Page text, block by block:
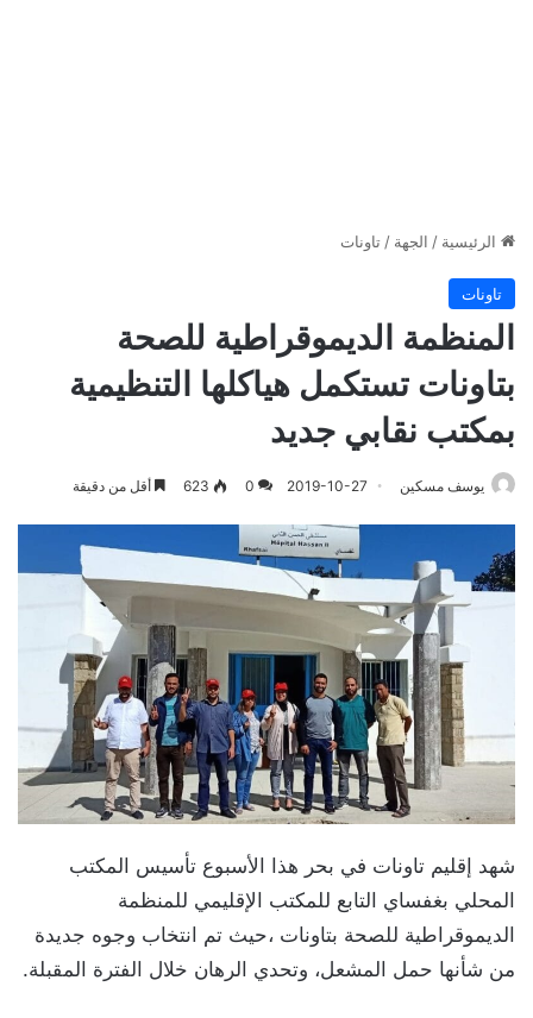
الرئيسية / الجهة / تاونات
تاونات
المنظمة الديموقراطية للصحة
بتاونات تستكمل هياكلها التنظيمية
بمكتب نقابي جديد
يوسف مسكين 2019-10-27
0
623 أقل من دقيقة
شهد إقليم تاونات في بحر هذا الأسبوع تأسيس المكتب
المحلي بغفساي التابع للمكتب الإقليمي للمنظمة
الديموقراطية للصحة بتاونات ،حيث تم انتخاب وجوه جديدة
من شأنها حمل المشعل، وتحدي الرهان خلال الفترة المقبلة.